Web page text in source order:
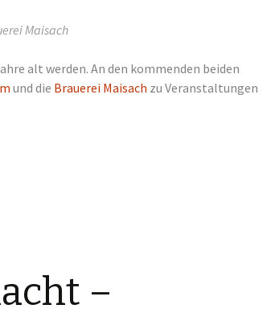
Maisach
alt werden. An den kommenden beiden
und die Brauerei Maisach zu Veranstaltungen
von Räuber Kneißl
–